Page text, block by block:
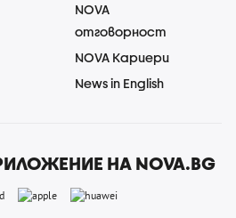
NOVA
отговорност
NOVA Кариери
News in English
НА NOVA.BG